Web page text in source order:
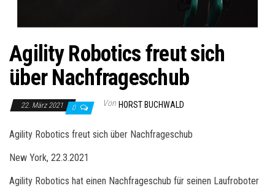
Agility Robotics freut sich
über Nachfrageschub
22. März 2021 0 Von HORST BUCHWALD
Agility Robotics freut sich über Nachfrageschub
New York, 22.3.2021
Agility Robotics hat einen Nachfrageschub für seinen Laufroboter